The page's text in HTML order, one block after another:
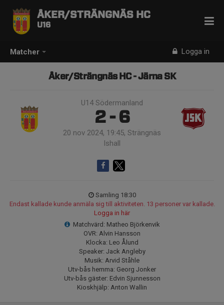
Matcher Logga in
ÅKER/STRÄNGNÄS HC
U16
Åker/Strängnäs HC - Järna SK
U14 Södermanland
2 - 6
20 nov 2024, 19:45, Strängnäs
Ishall
Samling 18:30
Endast kallade kunde anmäla sig till aktiviteten. 13 personer var kallade.
Logga in här
Matchvärd: Matheo Björkenvik
OVR: Alvin Hansson
Klocka: Leo Ålund
Speaker: Jack Angleby
Musik: Arvid Ståhle
Utv-bås hemma: Georg Jonker
Utv-bås gäster: Edvin Sjunnesson
Kioskhjälp: Anton Wallin